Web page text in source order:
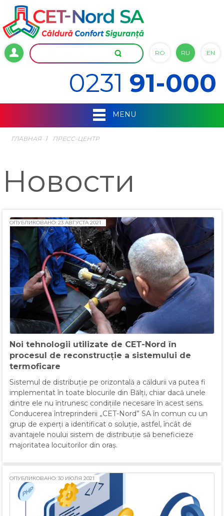
RO RU EN
0231 91-000
MENU
ГЛАВНАЯ ПРЕСС-ЦЕНТР
Новости
Noi tehnologii utilizate de CET-Nord în
procesul de reconstrucție a sistemului de
termoficare
ОПУБЛИКОВАНО: 23 АВГУСТА 2021
Sistemul de distribuție pe orizontală a căldurii va putea fi
implementat în toate blocurile din Bălți, chiar dacă unele
dintre ele nu întrunesc condițiile necesare în acest sens.
Conducerea întreprinderii „CET-Nord” SA în comun cu un
grup de experți a identificat o soluție, astfel, încât de
avantajele noului sistem de distribuție să beneficieze
majoritatea locuitorilor din oraș.
ОПУБЛИКОВАНО: 30 ИЮЛЯ 2021